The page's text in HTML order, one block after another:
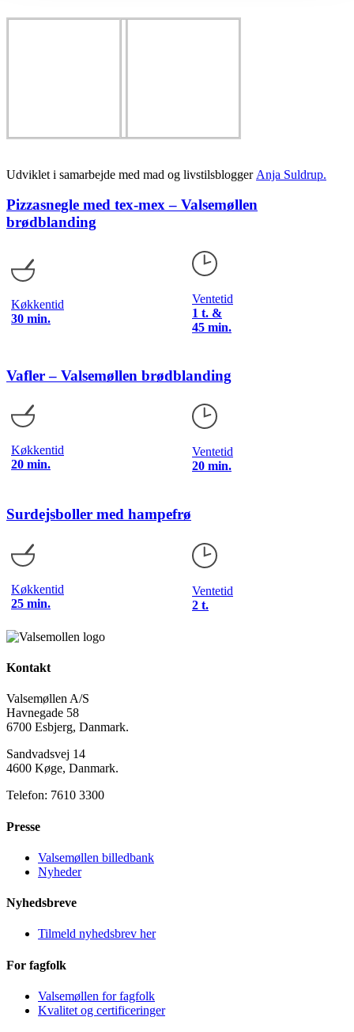
Udviklet i samarbejde med mad og livstilsblogger Anja Suldrup.
Pizzasnegle med tex-mex – Valsemøllen
brødblanding
Køkkentid
30 min.
Ventetid
1 t. &
45 min.
Vafler – Valsemøllen brødblanding
Køkkentid
20 min.
Ventetid
20 min.
Surdejsboller med hampefrø
Køkkentid
25 min.
Ventetid
2 t.
Kontakt
Valsemøllen A/S
Havnegade 58
6700 Esbjerg, Danmark.
Sandvadsvej 14
4600 Køge, Danmark.
Telefon: 7610 3300
Presse
Valsemøllen billedbank
Nyheder
Nyhedsbreve
Tilmeld nyhedsbrev her
For fagfolk
Valsemøllen for fagfolk
Kvalitet og certificeringer